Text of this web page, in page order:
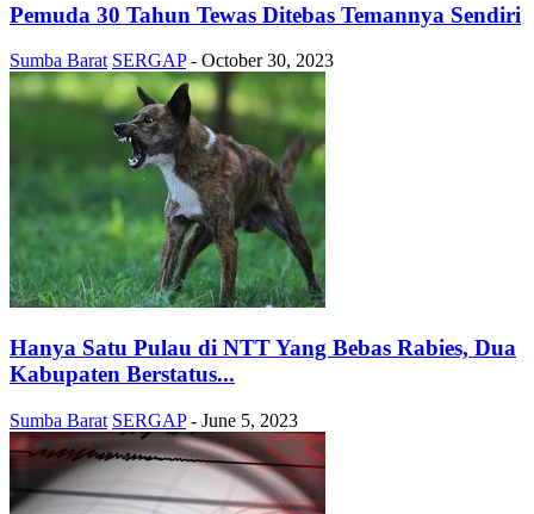
Pemuda 30 Tahun Tewas Ditebas Temannya Sendiri
Sumba Barat SERGAP - October 30, 2023
Hanya Satu Pulau di NTT Yang Bebas Rabies, Dua
Kabupaten Berstatus...
Sumba Barat SERGAP - June 5, 2023